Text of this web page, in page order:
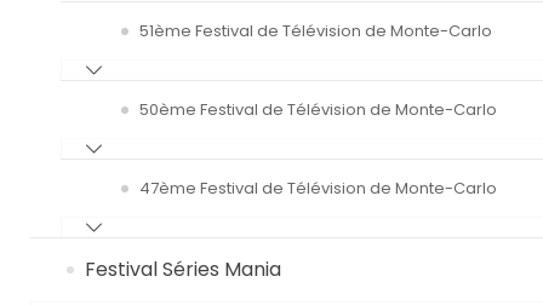
51ème Festival de Télévision de Monte-Carlo
50ème Festival de Télévision de Monte-Carlo
47ème Festival de Télévision de Monte-Carlo
Festival Séries Mania